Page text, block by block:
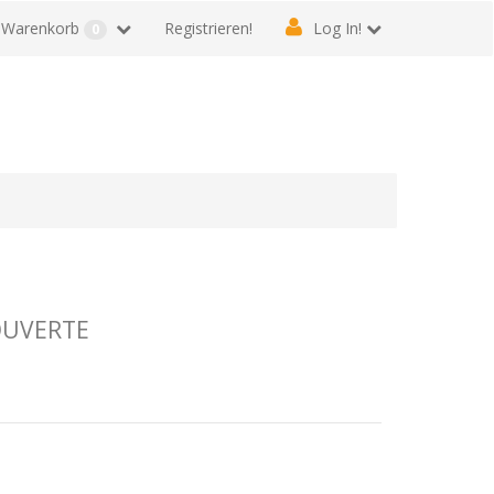
Registrieren! Log In!
Warenkorb 0